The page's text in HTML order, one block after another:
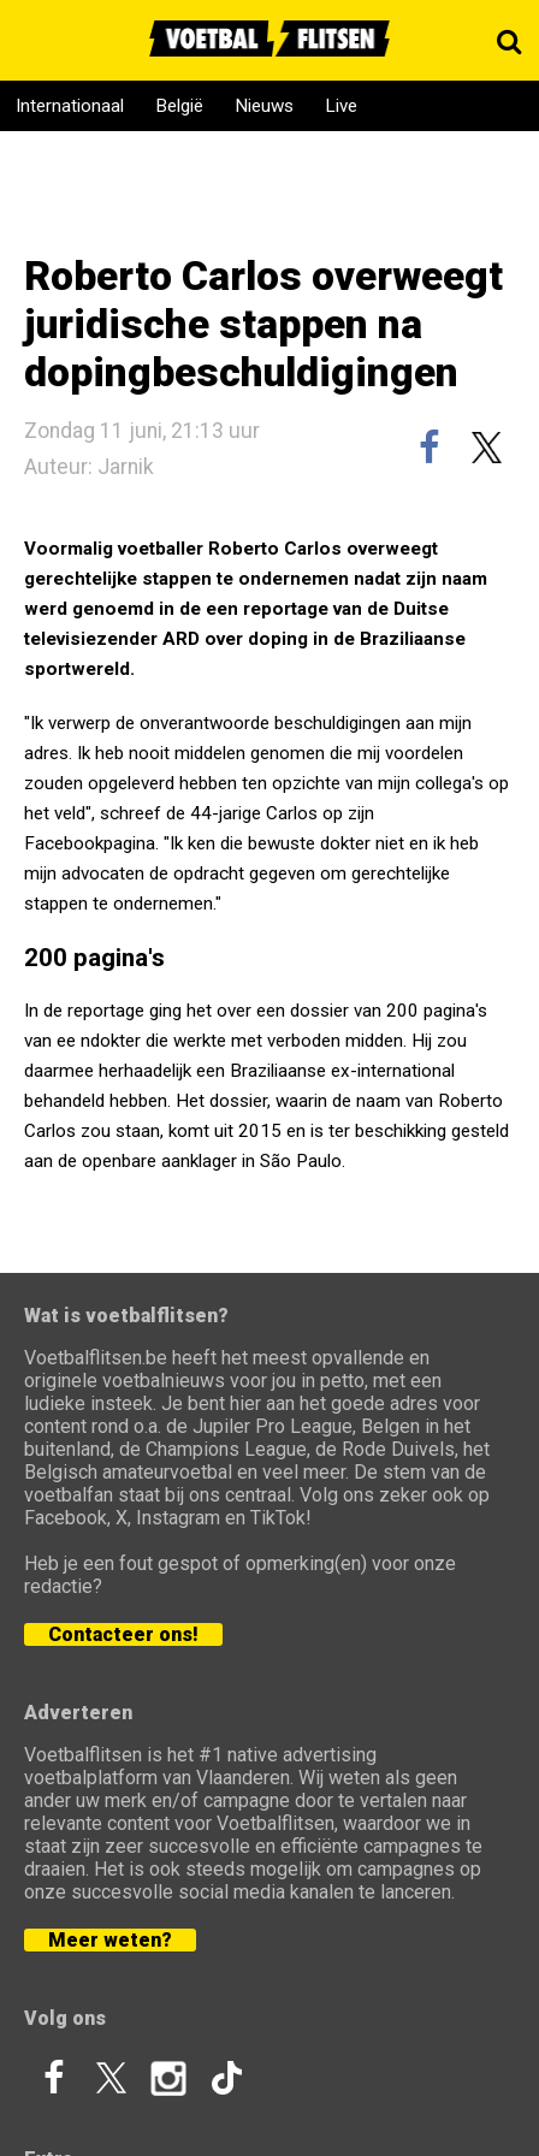
Internationaal België Nieuws Live
Roberto Carlos overweegt
juridische stappen na
dopingbeschuldigingen
Zondag 11 juni, 21:13 uur
Auteur: Jarnik
Voormalig voetballer Roberto Carlos overweegt
gerechtelijke stappen te ondernemen nadat zijn naam
werd genoemd in de een reportage van de Duitse
televisiezender ARD over doping in de Braziliaanse
sportwereld.
"Ik verwerp de onverantwoorde beschuldigingen aan mijn
adres. Ik heb nooit middelen genomen die mij voordelen
zouden opgeleverd hebben ten opzichte van mijn collega's op
het veld", schreef de 44-jarige Carlos op zijn
Facebookpagina. "Ik ken die bewuste dokter niet en ik heb
mijn advocaten de opdracht gegeven om gerechtelijke
stappen te ondernemen."
200 pagina's
In de reportage ging het over een dossier van 200 pagina's
van ee ndokter die werkte met verboden midden. Hij zou
daarmee herhaadelijk een Braziliaanse ex-international
behandeld hebben. Het dossier, waarin de naam van Roberto
Carlos zou staan, komt uit 2015 en is ter beschikking gesteld
aan de openbare aanklager in São Paulo.
Wat is voetbalflitsen?
Voetbalflitsen.be heeft het meest opvallende en
originele voetbalnieuws voor jou in petto, met een
ludieke insteek. Je bent hier aan het goede adres voor
content rond o.a. de Jupiler Pro League, Belgen in het
buitenland, de Champions League, de Rode Duivels, het
Belgisch amateurvoetbal en veel meer. De stem van de
voetbalfan staat bij ons centraal. Volg ons zeker ook op
Facebook, X, Instagram en TikTok!
Heb je een fout gespot of opmerking(en) voor onze
redactie?
Contacteer ons!
Adverteren
Voetbalflitsen is het #1 native advertising
voetbalplatform van Vlaanderen. Wij weten als geen
ander uw merk en/of campagne door te vertalen naar
relevante content voor Voetbalflitsen, waardoor we in
staat zijn zeer succesvolle en efficiënte campagnes te
draaien. Het is ook steeds mogelijk om campagnes op
onze succesvolle social media kanalen te lanceren.
Meer weten?
Volg ons